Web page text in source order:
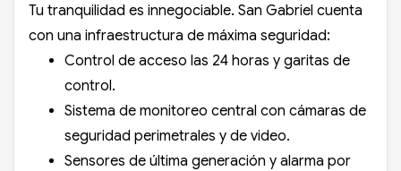
Tu tranquilidad es innegociable. San Gabriel cuenta
con una infraestructura de máxima seguridad:
Control de acceso las 24 horas y garitas de
control.
Sistema de monitoreo central con cámaras de
seguridad perimetrales y de video.
Sensores de última generación y alarma por